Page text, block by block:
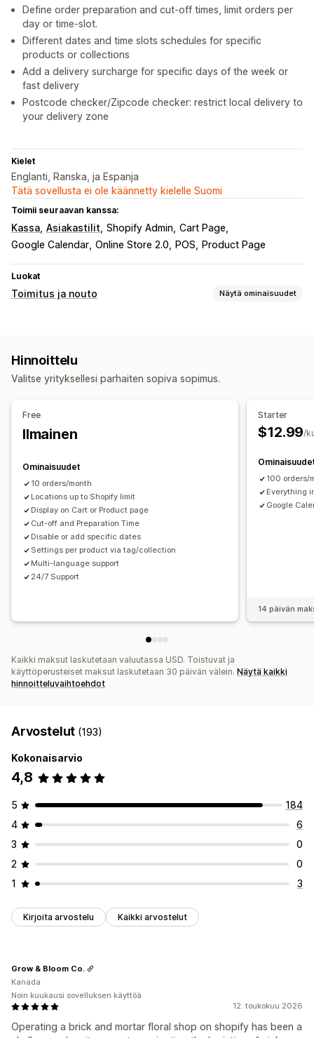
Define order preparation and cut-off times, limit orders per
day or time-slot.
Different dates and time slots schedules for specific
products or collections
Add a delivery surcharge for specific days of the week or
fast delivery
Postcode checker/Zipcode checker: restrict local delivery to
your delivery zone
Kielet
Englanti, Ranska, ja Espanja
Tätä sovellusta ei ole käännetty kielelle Suomi
Toimii seuraavan kanssa:
Kassa Asiakastilit Shopify Admin Cart Page
Google Calendar Online Store 2.0 POS Product Page
Luokat
Toimitus ja nouto Näytä ominaisuudet
Dynaamiset hinnat
Valmistautumisajat
Ajastaminen Aikavälit
Hinnoittelu
Valitse yrityksellesi parhaiten sopiva sopimus.
Free
Ilmainen
Ominaisuudet
10 orders/month
Locations up to Shopify limit
Display on Cart or Product page
Cut-off and Preparation Time
Disable or add specific dates
Settings per product via tag/collection
Multi-language support
24/7 Support
Starter
$12.99/
100 orders/
Everything
Google
14 päivän
Kaikki maksut laskutetaan valuutassa USD. Toistuvat ja
käyttöperusteiset maksut laskutetaan 30 päivän välein. Näytä kaikki
hinnoitteluvaihtoehdot
Arvostelut (193)
Kokonaisarvio
4,8
5
184
4
6
3
0
2
0
1
3
Kirjoita arvostelu Kaikki arvostelut
12. toukokuu 2026
Operating a brick and mortar floral shop on shopify has been a
Grow & Bloom Co.
Kanada
Noin kuukausi sovelluksen käyttöä